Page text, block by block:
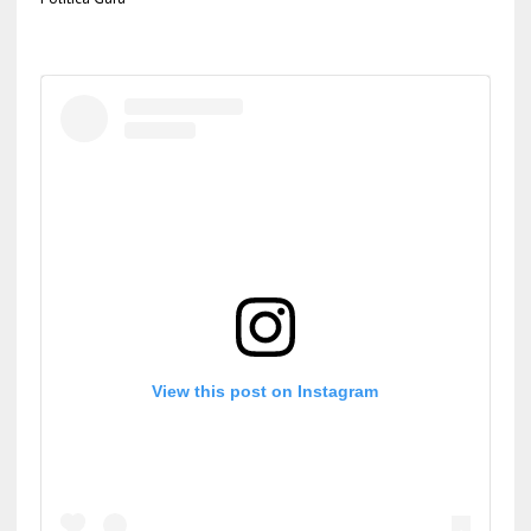
View this post on Instagram